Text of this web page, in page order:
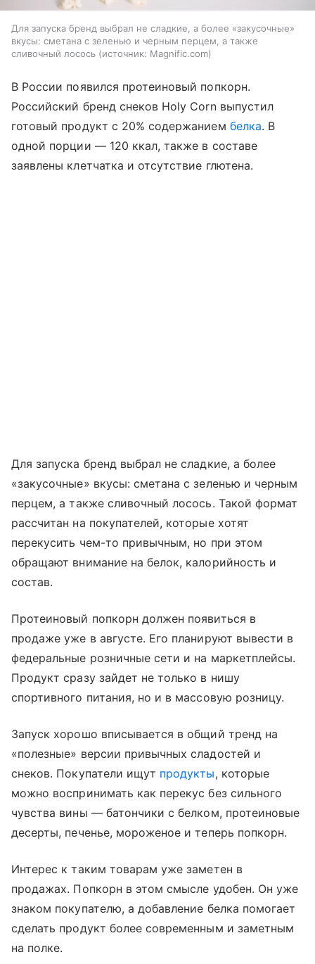
Для запуска бренд выбрал не сладкие, а более «закусочные»
вкусы: сметана с зеленью и черным перцем, а также
сливочный лосось
источник: Magnific.com
В России появился протеиновый попкорн.
Российский бренд снеков Holy Corn выпустил
готовый продукт с 20% содержанием белка. В
одной порции — 120 ккал, также в составе
заявлены клетчатка и отсутствие глютена.
Для запуска бренд выбрал не сладкие, а более
«закусочные» вкусы: сметана с зеленью и черным
перцем, а также сливочный лосось. Такой формат
рассчитан на покупателей, которые хотят
перекусить чем-то привычным, но при этом
обращают внимание на белок, калорийность и
состав.
Протеиновый попкорн должен появиться в
продаже уже в августе. Его планируют вывести в
федеральные розничные сети и на маркетплейсы.
Продукт сразу зайдет не только в нишу
спортивного питания, но и в массовую розницу.
Запуск хорошо вписывается в общий тренд на
«полезные» версии привычных сладостей и
снеков. Покупатели ищут продукты, которые
можно воспринимать как перекус без сильного
чувства вины — батончики с белком, протеиновые
десерты, печенье, мороженое и теперь попкорн.
Интерес к таким товарам уже заметен в
продажах. Попкорн в этом смысле удобен. Он уже
знаком покупателю, а добавление белка помогает
сделать продукт более современным и заметным
на полке.